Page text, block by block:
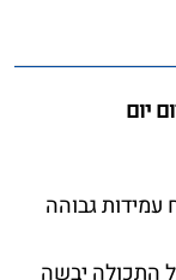
יום
עמידות גבוהה
התכולה יבשה